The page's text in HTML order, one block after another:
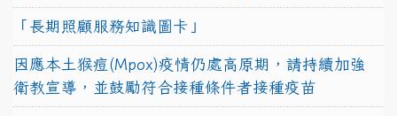
「長期照顧服務知識圖卡」
因應本土猴痘(Mpox)疫情仍處高原期，請持續加強
衛教宣導，並鼓勵符合接種條件者接種疫苗